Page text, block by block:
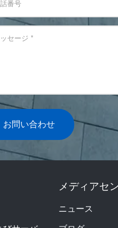
番号
セージ *
お問い合わせ
メディアセ
ニュース